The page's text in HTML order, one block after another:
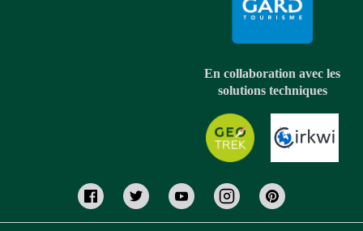
En collaboration avec les
solutions techniques